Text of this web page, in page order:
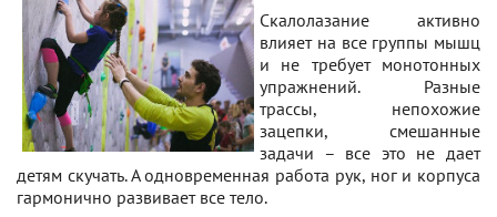
Скалолазание активно
влияет на все группы мышц
и не требует монотонных
упражнений. Разные
трассы, непохожие
зацепки, смешанные
задачи – все это не дает
детям скучать. А одновременная работа рук, ног и корпуса
гармонично развивает все тело.